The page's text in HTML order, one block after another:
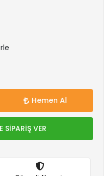
Hemen Al
SİPARİŞ VER